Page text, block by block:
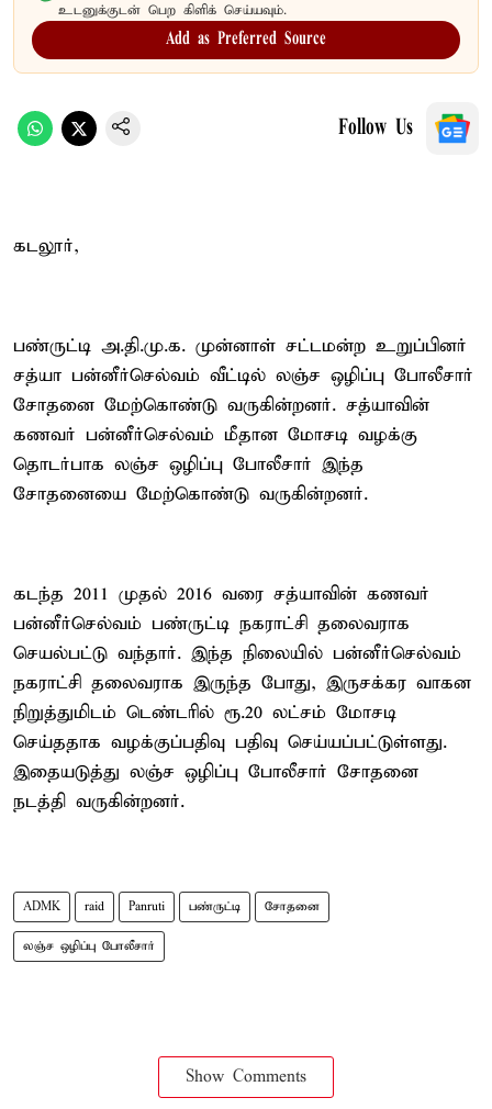
உடனுக்குடன் பெற கிளிக் செய்யவும்.
Add as Preferred Source
Follow Us
கடலூர்,
பண்ருட்டி அ.தி.மு.க. முன்னாள் சட்டமன்ற உறுப்பினர்
சத்யா பன்னீர்செல்வம் வீட்டில் லஞ்ச ஒழிப்பு போலீசார்
சோதனை மேற்கொண்டு வருகின்றனர். சத்யாவின்
கணவர் பன்னீர்செல்வம் மீதான மோசடி வழக்கு
தொடர்பாக லஞ்ச ஒழிப்பு போலீசார் இந்த
சோதனையை மேற்கொண்டு வருகின்றனர்.
கடந்த 2011 முதல் 2016 வரை சத்யாவின் கணவர்
பன்னீர்செல்வம் பண்ருட்டி நகராட்சி தலைவராக
செயல்பட்டு வந்தார். இந்த நிலையில் பன்னீர்செல்வம்
நகராட்சி தலைவராக இருந்த போது, இருசக்கர வாகன
நிறுத்துமிடம் டெண்டரில் ரூ.20 லட்சம் மோசடி
செய்ததாக வழக்குப்பதிவு பதிவு செய்யப்பட்டுள்ளது.
இதையடுத்து லஞ்ச ஒழிப்பு போலீசார் சோதனை
நடத்தி வருகின்றனர்.
ADMK raid Panruti பண்ருட்டி சோதனை
லஞ்ச ஒழிப்பு போலீசார்
Show Comments